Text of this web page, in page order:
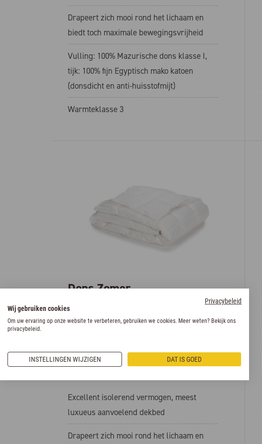
Drapeert zich mooi rond het lichaam en
biedt toch maximale bewegingsvrijheid
Vulling: 100% Mazurische dons klasse I,
tijk: 100% fijn Egyptisch mako katoen
(donsdicht en anti-huisstofmijt)
Warmteklasse 3
Dons Zomer
Vederlicht en zalig zacht
NU BESTELLEN
Excellent isolerend vermogen, meest
luxueus aanvoelend dekbed
Drapeert zich mooi rond het lichaam en
Privacybeleid
Wij gebruiken cookies
Om uw ervaring op onze website te verbeteren, gebruiken we cookies. Meer weten? Bekijk ons
privacybeleid.
INSTELLINGEN WIJZIGEN DAT IS GOED